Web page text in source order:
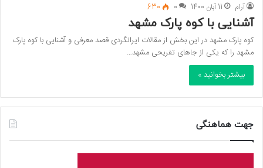
آرام 11 آبان 1400 0
630
آشنایی با کوه پارک مشهد
کوه پارک مشهد در این بخش از مقالات ایرانگردی قصد معرفی و آشنایی با کوه پارک
مشهد را که یکی از جاهای تفریحی مشهد…
بیشتر بخوانید »
جهت هماهنگی